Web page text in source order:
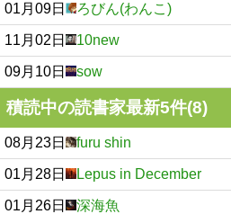
01月09日 ろびん(わんこ)
11月02日 10new
09月10日 sow
積読中の読書家最新5件(8)
08月23日 furu shin
01月28日 Lepus in December
01月26日 深海魚